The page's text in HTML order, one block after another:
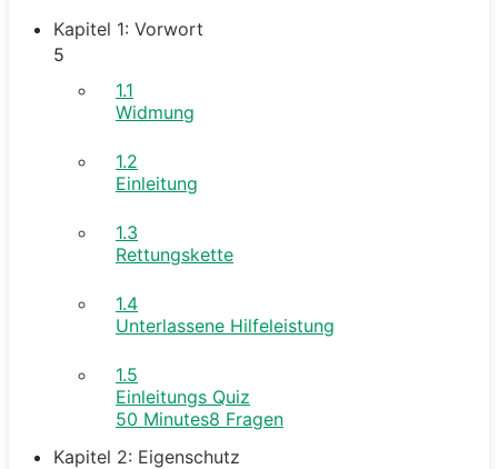
Kapitel 1: Vorwort
5
1.1
Widmung
1.2
Einleitung
1.3
Rettungskette
1.4
Unterlassene Hilfeleistung
1.5
Einleitungs Quiz
50 Minutes8 Fragen
Kapitel 2: Eigenschutz